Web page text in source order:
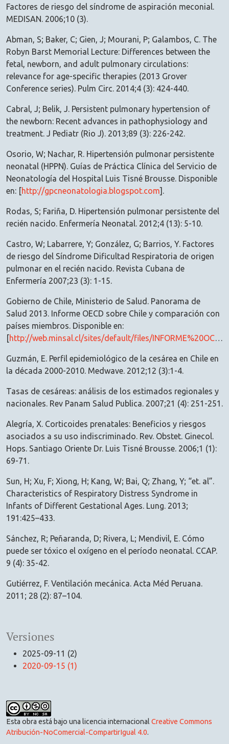
Versiones
2025-09-11 (2)
2020-09-15 (1)
Factores de riesgo del síndrome de aspiración meconial.
MEDISAN. 2006;10 (3).
Abman, S; Baker, C; Gien, J; Mourani, P; Galambos, C. The
Robyn Barst Memorial Lecture: Differences between the
fetal, newborn, and adult pulmonary circulations:
relevance for age-specific therapies (2013 Grover
Conference series). Pulm Circ. 2014;4 (3): 424-440.
Cabral, J; Belik, J. Persistent pulmonary hypertension of
the newborn: Recent advances in pathophysiology and
treatment. J Pediatr (Rio J). 2013;89 (3): 226-242.
Osorio, W; Nachar, R. Hipertensión pulmonar persistente
neonatal (HPPN). Guías de Práctica Clínica del Servicio de
Neonatología del Hospital Luis Tisné Brousse. Disponible
en: [http://gpcneonatologia.blogspot.com].
Rodas, S; Fariña, D. Hipertensión pulmonar persistente del
recién nacido. Enfermería Neonatal. 2012;4 (13): 5-10.
Castro, W; Labarrere, Y; González, G; Barrios, Y. Factores
de riesgo del Síndrome Dificultad Respiratoria de origen
pulmonar en el recién nacido. Revista Cubana de
Enfermería 2007;23 (3): 1-15.
Gobierno de Chile, Ministerio de Salud. Panorama de
Salud 2013. Informe OECD sobre Chile y comparación con
países miembros. Disponible en:
[http://web.minsal.cl/sites/default/files/INFORME%20OCDE_2013_21%2011_final.pdf
Guzmán, E. Perfil epidemiológico de la cesárea en Chile en
la década 2000-2010. Medwave. 2012;12 (3):1-4.
Tasas de cesáreas: análisis de los estimados regionales y
nacionales. Rev Panam Salud Publica. 2007;21 (4): 251-251.
Alegría, X. Corticoides prenatales: Beneficios y riesgos
asociados a su uso indiscriminado. Rev. Obstet. Ginecol.
Hops. Santiago Oriente Dr. Luis Tisné Brousse. 2006;1 (1):
69-71.
Sun, H; Xu, F; Xiong, H; Kang, W; Bai, Q; Zhang, Y; “et. al”.
Characteristics of Respiratory Distress Syndrome in
Infants of Different Gestational Ages. Lung. 2013;
191:425–433.
Sánchez, R; Peñaranda, D; Rivera, L; Mendivil, E. Cómo
puede ser tóxico el oxígeno en el período neonatal. CCAP.
9 (4): 35-42.
Gutiérrez, F. Ventilación mecánica. Acta Méd Peruana.
2011; 28 (2): 87–104.
Esta obra está bajo una licencia internacional Creative Commons
Atribución-NoComercial-CompartirIgual 4.0.